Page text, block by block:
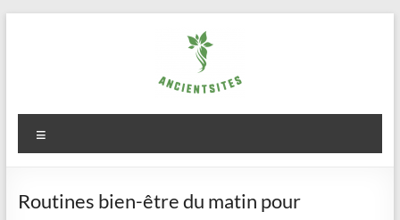
ancientsites.eu
Routines bien-être du matin pour